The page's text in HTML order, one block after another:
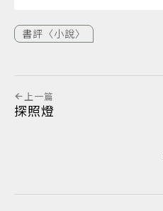
書評〈小說〉
上一篇
探照燈